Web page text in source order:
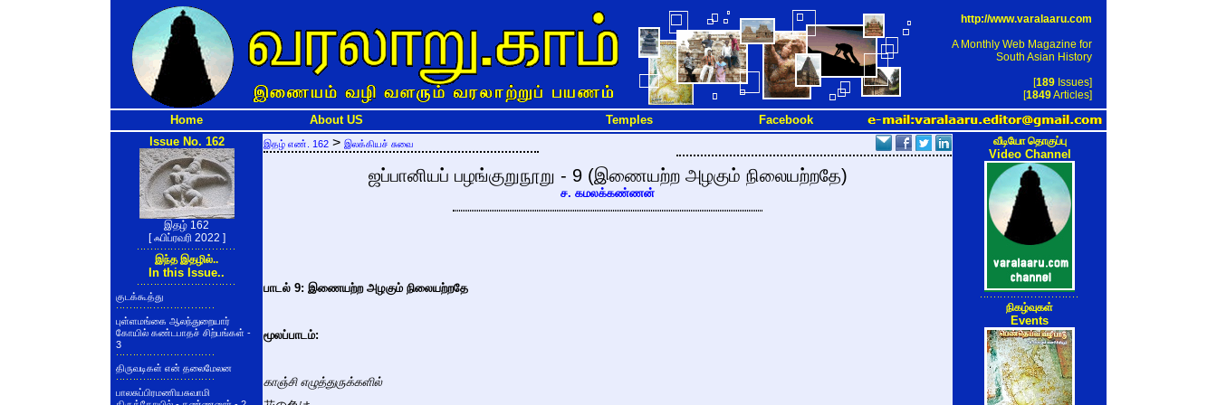
http://www.varalaaru.com
A Monthly Web Magazine for
South Asian History
[189Issues]
[1849Articles]
Home About US Temples
Facebook
Issue No. 162
இதழ் 162
[ ஃபிப்ரவரி 2022 ]
இந்த இதழில்..
In this Issue..
குடக்கூத்து
புள்ளமங்கை ஆலந்துறையார்
கோயில் கண்டபாதச் சிற்பங்கள் -
3
திருவடிகள் என் தலைமேலன
பாலசுப்பிரமணியசுவாமி
இதழ் எண். 162 > இலக்கியச் சுவை
ஜப்பானியப் பழங்குறுநூறு - 9 (இணையற்ற அழகும் நிலையற்றதே)
ச. கமலக்கண்ணன்
பாடல் 9: இணையற்ற அழகும் நிலையற்றதே
மூலப்பாடம்:
காஞ்சி எழுத்துருக்களில்
வீடியோ தொகுப்பு
Video Channel
நிகழ்வுகள்
Events